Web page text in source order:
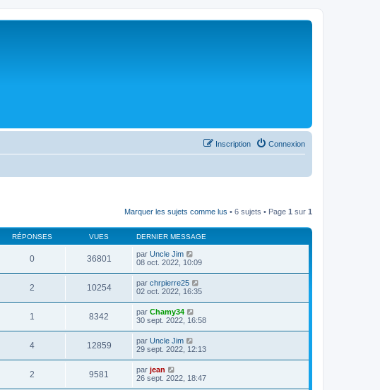
Connexion
Inscription
Marquer les sujets comme lus • 6 sujets • Page 1 sur 1
RÉPONSES VUES DERNIER MESSAGE
0 36801 par Uncle Jim
08 oct. 2022, 10:09
2 10254 par chrpierre25
02 oct. 2022, 16:35
1 8342 par Chamy34
30 sept. 2022, 16:58
4 12859 par Uncle Jim
29 sept. 2022, 12:13
2 9581 par jean
26 sept. 2022, 18:47